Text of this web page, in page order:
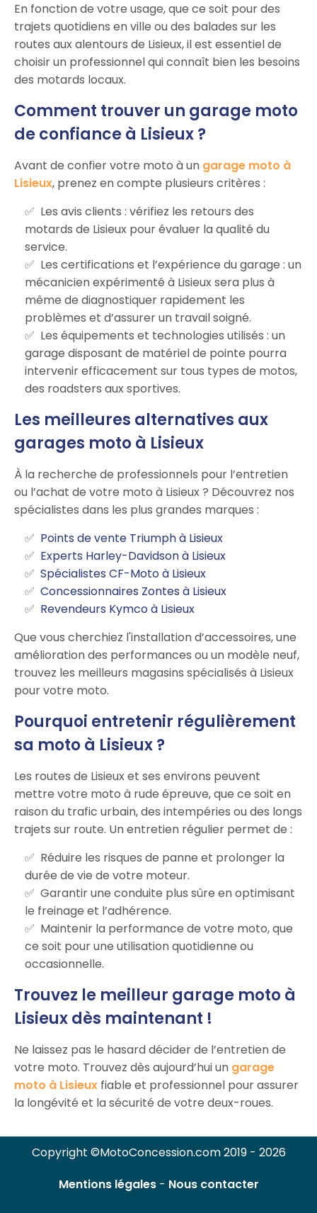
En fonction de votre usage, que ce soit pour des
trajets quotidiens en ville ou des balades sur les
routes aux alentours de Lisieux, il est essentiel de
choisir un professionnel qui connaît bien les besoins
des motards locaux.
Comment trouver un garage moto
de confiance à Lisieux ?
Avant de confier votre moto à un garage moto à
Lisieux, prenez en compte plusieurs critères :
Les avis clients : vérifiez les retours des
motards de Lisieux pour évaluer la qualité du
service.
Les certifications et l’expérience du garage : un
mécanicien expérimenté à Lisieux sera plus à
même de diagnostiquer rapidement les
problèmes et d’assurer un travail soigné.
Les équipements et technologies utilisés : un
garage disposant de matériel de pointe pourra
intervenir efficacement sur tous types de motos,
des roadsters aux sportives.
Les meilleures alternatives aux
garages moto à Lisieux
À la recherche de professionnels pour l’entretien
ou l’achat de votre moto à Lisieux ? Découvrez nos
spécialistes dans les plus grandes marques :
Points de vente Triumph à Lisieux
Experts Harley-Davidson à Lisieux
Spécialistes CF-Moto à Lisieux
Concessionnaires Zontes à Lisieux
Revendeurs Kymco à Lisieux
Que vous cherchiez l'installation d’accessoires, une
amélioration des performances ou un modèle neuf,
trouvez les meilleurs magasins spécialisés à Lisieux
pour votre moto.
Pourquoi entretenir régulièrement
sa moto à Lisieux ?
Les routes de Lisieux et ses environs peuvent
mettre votre moto à rude épreuve, que ce soit en
raison du trafic urbain, des intempéries ou des longs
trajets sur route. Un entretien régulier permet de :
Réduire les risques de panne et prolonger la
durée de vie de votre moteur.
Garantir une conduite plus sûre en optimisant
le freinage et l’adhérence.
Maintenir la performance de votre moto, que
ce soit pour une utilisation quotidienne ou
occasionnelle.
Trouvez le meilleur garage moto à
Lisieux dès maintenant !
Ne laissez pas le hasard décider de l’entretien de
votre moto. Trouvez dès aujourd’hui un garage
moto à Lisieux fiable et professionnel pour assurer
la longévité et la sécurité de votre deux-roues.
Copyright ©MotoConcession.com 2019 - 2026
Mentions légales- Nous contacter